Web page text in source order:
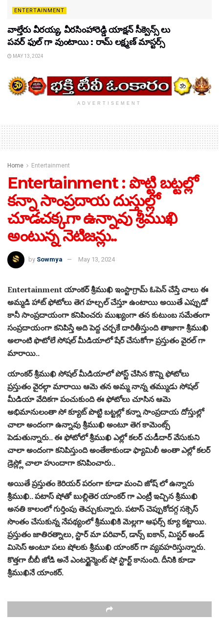
ENTERTAINMENT
వాల్తేరు వీరయ్య, వీరసింహారెడ్డి యాక్షన్ సీక్వెన్స్ లు
పవర్ ఫుల్ గా వుంటాయి : రామ్ లక్ష్మణ్ మాస్టర్స్
MAY 13, 2024
ADVERTISEMENT
Home Entertainment
Entertainment : పొట్టి బట్టల్లో
కన్నా సాంప్రదాయ దుస్తుల్లో
చూడచక్కగా ఉన్నావు శ్రీముఖి
అంటున్న నెటిజన్లు..
by Sowmya May 13, 2024
Entertainment యాంకర్ శ్రీముఖి ఇంస్టాగ్రామ్ ఓపెన్ చేస్తే చాలు ఈ
అమ్మడి హాట్ ఫోటోలు తెగ హల్చల్ చేస్తూ ఉంటాయి అయితే ఎప్పుడో
కానీ సాంప్రదాయంగా కనిపించరు ముఖ్యంగా తన కుటుంబ సమేతంగా
సంప్రదాయంగా కనిపిస్తే అది పెద్ద చర్చకే దారితీస్తుంది తాజాగా శ్రీముఖి
అలాంటి ఫొటోలే సోషల్ మీడియాలో షేర్ చేసుకోగా ప్రస్తుతం వైరల్ గా
మారాయి..
యాంకర్ శ్రీముఖి సోషల్ మీడియాలో పోస్ట్ చేసిన కొన్ని ఫోటోలు
ప్రస్తుతం వైరల్గా మారాయి ఆమె తన అమ్మ నాన్న తమ్ముడు సోషల్
మీడియా వేదికగా పంచుకుంది ఈ ఫోటోలు చూసిన ఆమె
అభిమానులంతా సో క్యూట్ పొట్టి బట్టల్లో కన్నా సాంప్రదాయ దోస్తుల్లో
చాలా అందంగా ఉన్నావు శ్రీముఖి అంటూ తెగ కామెంట్స్
పెడుతున్నారు.. ఈ ఫోటోలో శ్రీముఖి ఎల్లో కలర్ చుడీదార్ వేసుకుని
చాలా అందంగా కనిపిస్తుంది అంతేకాకుండా ఫ్యామిలీ అంతా ఎల్లో కలర్
డ్రెస్ల్లో చాలా హుందాగా కనిపించారు..
అయితే ప్రస్తుతం కెరియర్ పరంగా కూడా మంచి జోష్ లో ఉన్నారు
శ్రీముఖి.. పటాస్ షోతో బుల్లితెర యాంకర్ గా ఎంట్రీ ఇచ్చిన శ్రీముఖి
అనతి కాలంలో గుర్తింపు తెచ్చుకున్నారు. పటాస్ చెప్పుకోదగ్గ సక్సెస్
సొంతం చేసుకున్న నేపథ్యంలో శ్రీముఖికి మెల్లగా ఆఫర్స్ క్యూ కట్టాయి.
ప్రస్తుతం జాతిరత్నాలు, స్టార్ మా పరివార్, డాన్స్ ఐకాన్, మిస్టర్ అండ్
మిసెస్ అంటూ పలు షోలకు శ్రీముఖి యాంకర్ గా వ్యవహరిస్తున్నారు.
కొత్తగా బీబీ జోడి అనే ఎంటర్టైన్మెంట్ షో స్టార్ట్ కానుంది. దీనికి కూడా
శ్రీముఖినే యాంకర్.